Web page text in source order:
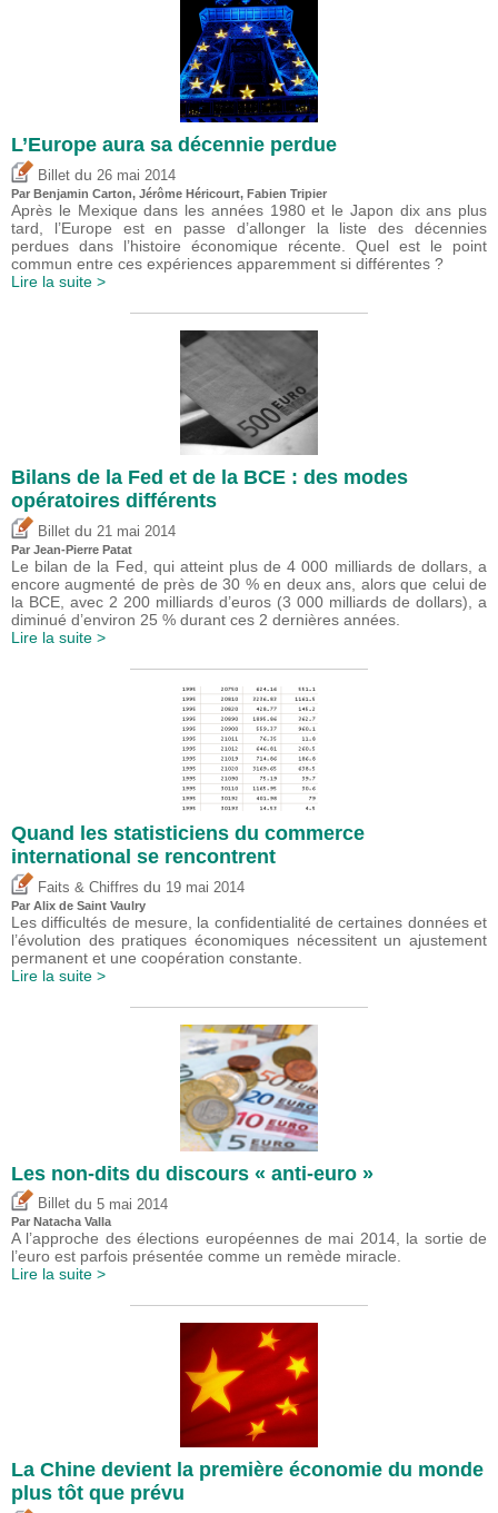
L’Europe aura sa décennie perdue
Billet du 26 mai 2014
Par Benjamin Carton, Jérôme Héricourt, Fabien Tripier
Après le Mexique dans les années 1980 et le Japon dix ans plus
tard, l’Europe est en passe d’allonger la liste des décennies
perdues dans l’histoire économique récente. Quel est le point
commun entre ces expériences apparemment si différentes ?
Lire la suite >
Bilans de la Fed et de la BCE : des modes
opératoires différents
Billet du 21 mai 2014
Par Jean-Pierre Patat
Le bilan de la Fed, qui atteint plus de 4 000 milliards de dollars, a
encore augmenté de près de 30 % en deux ans, alors que celui de
la BCE, avec 2 200 milliards d’euros (3 000 milliards de dollars), a
diminué d’environ 25 % durant ces 2 dernières années.
Lire la suite >
Quand les statisticiens du commerce
international se rencontrent
Faits & Chiffres du 19 mai 2014
Par Alix de Saint Vaulry
Les difficultés de mesure, la confidentialité de certaines données et
l’évolution des pratiques économiques nécessitent un ajustement
permanent et une coopération constante.
Lire la suite >
Les non-dits du discours « anti-euro »
Billet du 5 mai 2014
Par Natacha Valla
A l’approche des élections européennes de mai 2014, la sortie de
l’euro est parfois présentée comme un remède miracle.
Lire la suite >
La Chine devient la première économie du monde
plus tôt que prévu